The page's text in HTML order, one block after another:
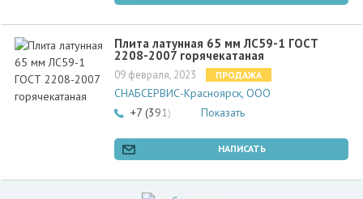
Плита латунная 65 мм ЛС59-1 ГОСТ
2208-2007 горячекатаная
09 февраля, 2023 ПРОДАЖА
СНАБСЕРВИС-Красноярск, ООО
+7 (391) 989-90-15
Показать
НАПИСАТЬ